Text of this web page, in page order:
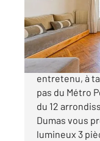
559
Idéal famille !
entretenu, à
pas du Métro
du 12
Dumas vous
lumineux 3